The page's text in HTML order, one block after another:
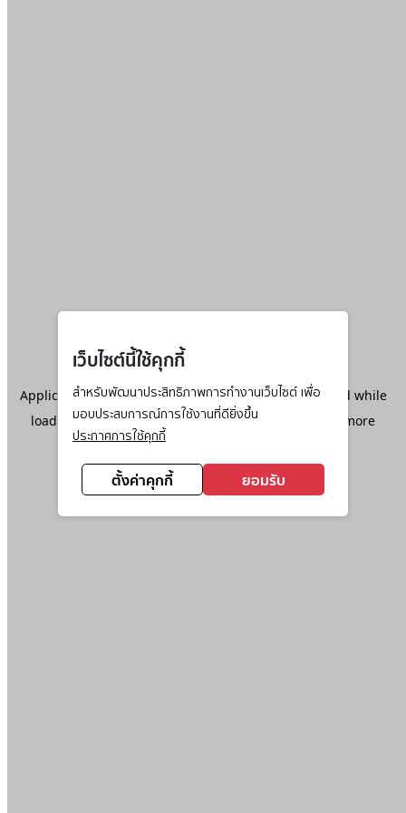
เว็บไซต์นี้ใช้คุกกี้
สำหรับพัฒนาประสิทธิภาพการทำงานเว็บไซต์ เพื่อ
มอบประสบการณ์การใช้งานที่ดียิ่งขึ้น
ประกาศการใช้คุกกี้
ตั้งค่าคุกกี้ ยอมรับ
Application error: aclient-side exception has occurred while
loadingwww.ktc.co.th(see the browser console
for more
information).